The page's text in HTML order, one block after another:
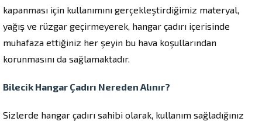
kapanması için kullanımını gerçekleştirdiğimiz materyal,
yağış ve rüzgar geçirmeyerek, hangar çadırı içerisinde
muhafaza ettiğiniz her şeyin bu hava koşullarından
korunmasını da sağlamaktadır.
Bilecik Hangar Çadırı Nereden Alınır?
Sizlerde hangar çadırı sahibi olarak, kullanım sağladığınız